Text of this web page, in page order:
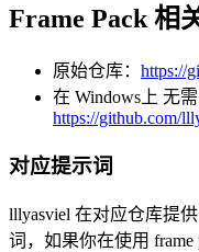
Frame Pack 相
原始仓库： https://
在 Windows上 无
https://github.com/
对应提示词
lllyasviel 在对应仓库提
词，如果你在使用 frame